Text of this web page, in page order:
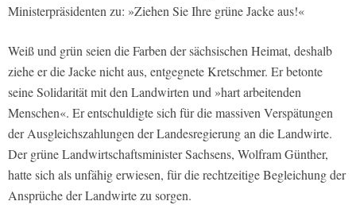
Ministerpräsidenten zu: »Ziehen Sie Ihre grüne Jacke aus!«
Weiß und grün seien die Farben der sächsischen Heimat, deshalb
ziehe er die Jacke nicht aus, entgegnete Kretschmer. Er betonte
seine Solidarität mit den Landwirten und »hart arbeitenden
Menschen«. Er entschuldigte sich für die massiven Verspätungen
der Ausgleichszahlungen der Landesregierung an die Landwirte.
Der grüne Landwirtschaftsminister Sachsens, Wolfram Günther,
hatte sich als unfähig erwiesen, für die rechtzeitige Begleichung der
Ansprüche der Landwirte zu sorgen.